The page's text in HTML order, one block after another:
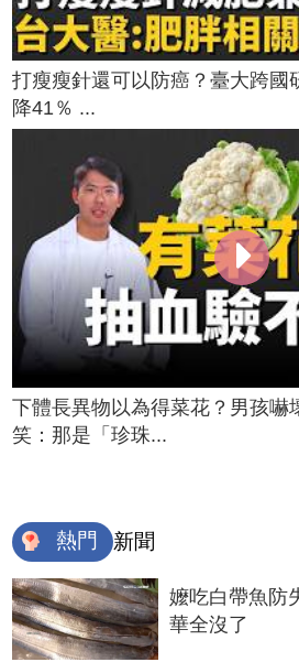
打瘦瘦針還可以防癌？臺大跨國
降41％ ...
下體長異物以為得菜花？男孩嚇
笑：那是「珍珠...
熱門 新聞
嬤吃白帶魚防
華全沒了